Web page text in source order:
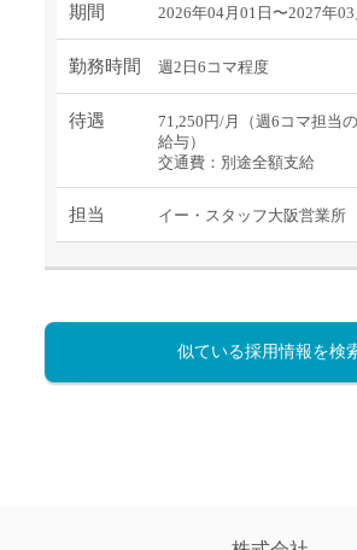
期間 2026年04月01日〜2027年03
勤務時間 週2日6コマ程度
待遇
71,250円/月（週6コマ担当
給与）
交通費：別途全額支給
担当 イー・スタッフ大阪営業所
似ている採用情報を検